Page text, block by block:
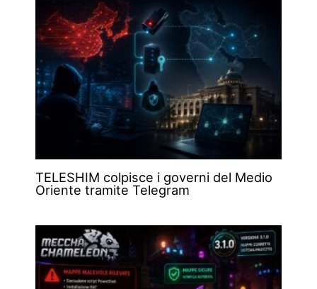
TELESHIM colpisce i governi del Medio
Oriente tramite Telegram